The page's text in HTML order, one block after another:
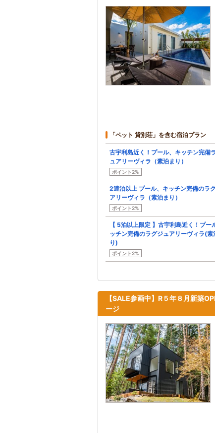
「ペット 貸別荘」を含む宿泊プラン
古宇利島近く！プール、キッチン完備
ュアリーヴィラ（素泊まり）
ポイント2%
2連泊以上 プール、キッチン完備のラ
アリーヴィラ（素泊まり）
ポイント2%
【 5泊以上限定 】古宇利島近く！プー
ッチン完備のラグジュアリーヴィラ(素
り)
ポイント2%
【SALE参画中】R５年８月新築
ージ